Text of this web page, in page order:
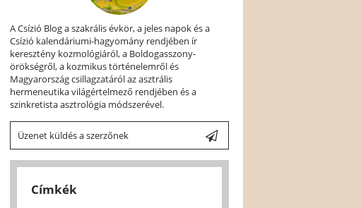
A Csízió Blog a szakrális évkör, a jeles napok és a
Csízió kalendáriumi-hagyomány rendjében ír
keresztény kozmológiáról, a Boldogasszony-
örökségről, a kozmikus történelemről és
Magyarország csillagzatáról az asztrális
hermeneutika világértelmező rendjében és a
szinkretista asztrológia módszerével.
Üzenet küldés a szerzőnek
Címkék